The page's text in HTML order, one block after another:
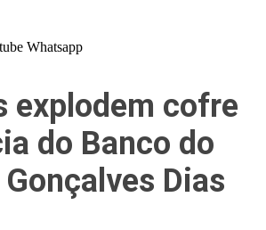
Whatsapp
explodem cofre
do Banco do
Dias